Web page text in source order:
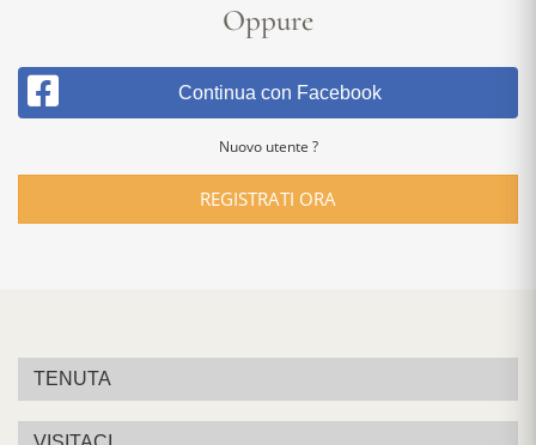
Oppure
Continua con Facebook
Nuovo utente ?
REGISTRATI ORA
TENUTA